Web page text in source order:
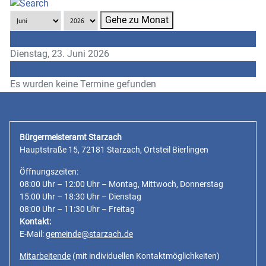
Gehe zu Monat
Dienstag, 23. Juni 2026
Es wurden keine Termine gefunden
Bürgermeisteramt Starzach
Hauptstraße 15, 72181 Starzach, Ortsteil Bierlingen
Öffnungszeiten:
08:00 Uhr – 12:00 Uhr – Montag, Mittwoch, Donnerstag
15:00 Uhr – 18:30 Uhr – Dienstag
08:00 Uhr – 11:30 Uhr – Freitag
Kontakt:
E-Mail:gemeinde@starzach.de
Mitarbeitende (mit individuellen Kontaktmöglichkeiten)